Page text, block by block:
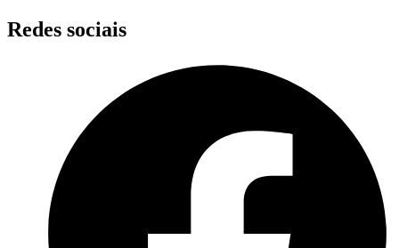
Skip
to
Redes sociais